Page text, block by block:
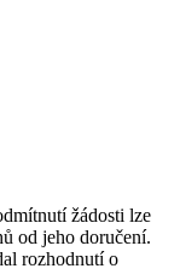
žádosti lze
od jeho doručení.
rozhodnutí o